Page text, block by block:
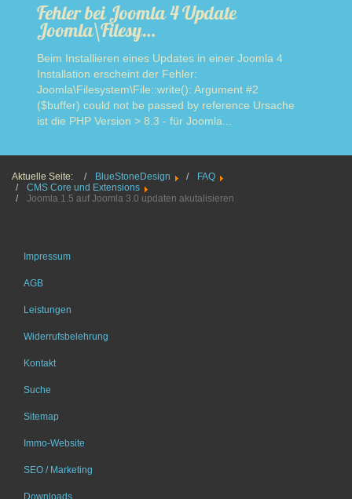
Fehler bei Joomla 4 Update
Joomla\Filesy…
Beim Installieren eines Updates in einer Joomla 4
Installation erscheint der Fehler:
Joomla\Filesystem\File::write(): Argument #2
($buffer) could not be passed by reference Ursache
ist die PHP Version > 8.3 - für Joomla...
Aktuelle Seite: BlueStoneDesign
FAQ
CMS Core und Extensions
Joomla 1.5 auf Joomla 3.0 updaten akutalisieren
Impressum
AGB
Leistungen
Widerrufsbelehrung
Kontakt
Suche
Sitemap
Immo-Website
SEO / Marketing
Downloads